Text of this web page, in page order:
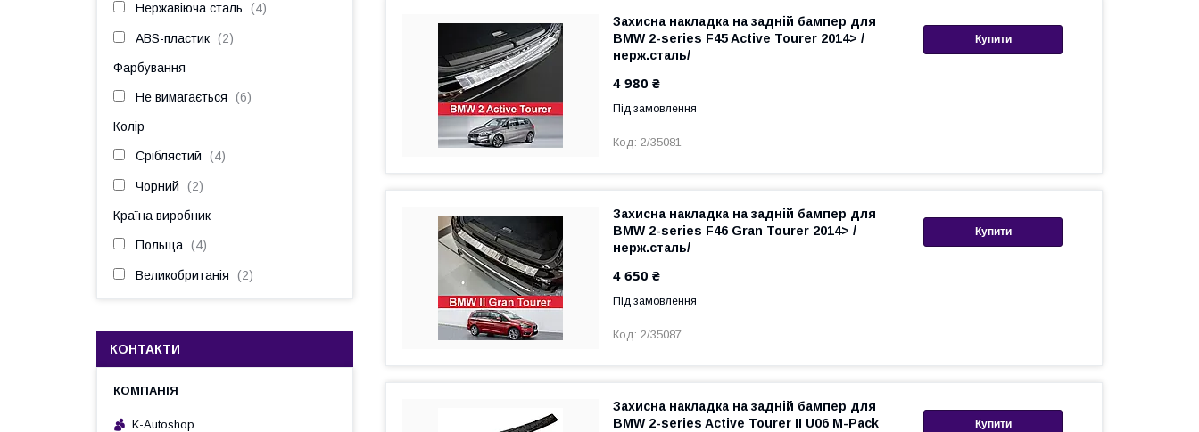
Купити
Захисна накладка на задній бампер для
BMW 2-series F45 Active Tourer 2014> /
нерж.сталь/
4 980 ₴
Під замовлення
2/35081
Купити
Захисна накладка на задній бампер для
BMW 2-series F46 Gran Tourer 2014> /
нерж.сталь/
4 650 ₴
Під замовлення
2/35087
Купити
Захисна накладка на задній бампер для
BMW 2-series Active Tourer II U06 M-Pack
Нержавіюча сталь 4
ABS-пластик 2
Фарбування
Не вимагається 6
Колір
Сріблястий 4
Чорний 2
Країна виробник
Польща 4
Великобританія 2
КОНТАКТИ
K-Autoshop